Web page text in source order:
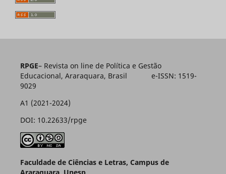
RPGE– Revista on line de Política e Gestão
Educacional, Araraquara, Brasil e-ISSN: 1519-
9029
A1 (2021-2024)
DOI: 10.22633/rpge
Faculdade de Ciências e Letras, Campus de